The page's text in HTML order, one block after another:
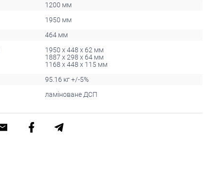
1200 мм
1950 мм
464 мм
1950 x 448 x 62 мм
1887 x 298 x 64 мм
1168 x 448 x 115 мм
95.16 кг +/-5%
ламіноване ДСП